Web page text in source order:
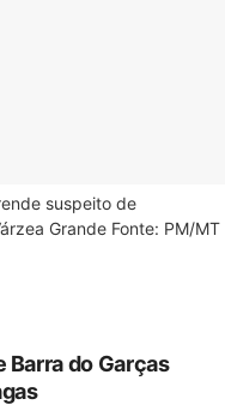
suspeito de
Grande Fonte: PM/MT
Barra do Garças